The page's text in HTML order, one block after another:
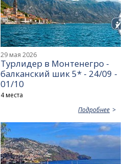
29 мая 2026
Турлидер в Монтенегро -
балканский шик 5* - 24/09 -
01/10
4 места
Подробнее